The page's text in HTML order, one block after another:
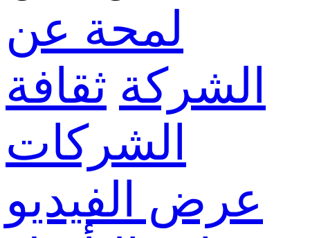
لمحة عن
الشركة ثقافة
الشركات
عرض الفيديو